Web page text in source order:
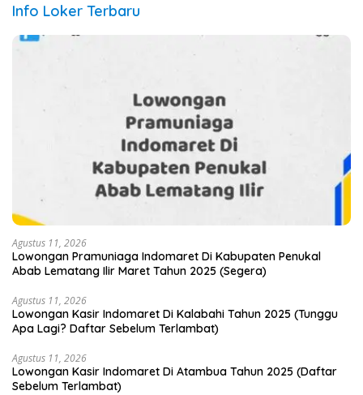
Info Loker Terbaru
Agustus 11, 2026
Lowongan Pramuniaga Indomaret Di Kabupaten Penukal
Abab Lematang Ilir Maret Tahun 2025 (Segera)
Agustus 11, 2026
Lowongan Kasir Indomaret Di Kalabahi Tahun 2025 (Tunggu
Apa Lagi? Daftar Sebelum Terlambat)
Agustus 11, 2026
Lowongan Kasir Indomaret Di Atambua Tahun 2025 (Daftar
Sebelum Terlambat)